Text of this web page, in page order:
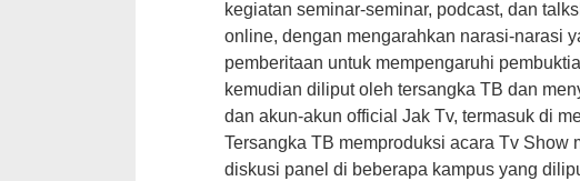
kegiatan seminar-seminar, podcast, dan
online, dengan mengarahkan narasi-narasi
pemberitaan untuk mempengaruhi
kemudian diliput oleh tersangka TB dan
dan akun-akun official Jak Tv, termasuk di
Tersangka TB memproduksi acara Tv Show
diskusi panel di beberapa kampus yang